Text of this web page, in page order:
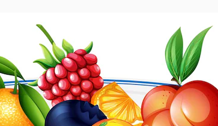
beste
als 1 Million
Unternehmen,
Produkte
Spaces
KI-Assistent
KI-Bildgenerator
Loslegen
Academy
Support